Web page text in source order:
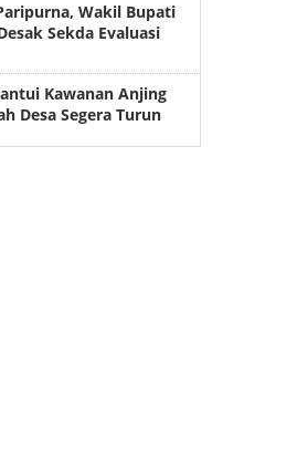
Wakil Bupati
Sekda Evaluasi
Kawanan Anjing
Desa Segera Turun